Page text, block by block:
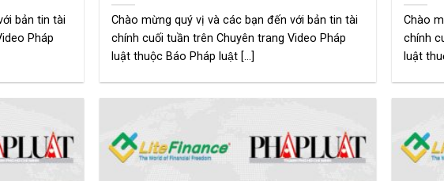
bản tin tài
Pháp
Chào mừng quý vị và các bạn đến với bản tin tài
chính cuối tuần trên Chuyên trang Video Pháp
luật thuộc Báo Pháp luật [...]
Chào
chính
luật